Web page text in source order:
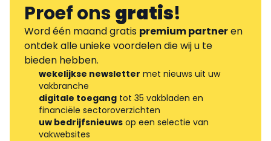
Proef onsgratis!
Word één maand gratis premium partneren
ontdek alle unieke voordelen die wij u te
bieden hebben.
wekelijkse newsletter met nieuws uit uw
vakbranche
digitale toegang tot 35 vakbladen en
financiële sectoroverzichten
uw bedrijfsnieuws op een selectie van
vakwebsites